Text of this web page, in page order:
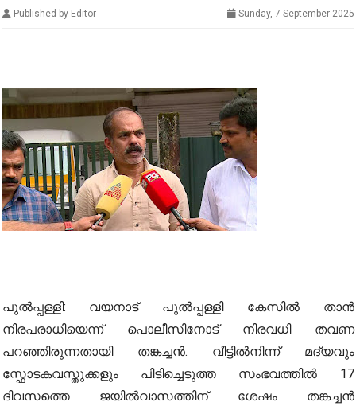
Published by Editor Sunday, 7 September 2025
പുൽപ്പള്ളി: വയനാട് പുൽപ്പള്ളി കേസിൽ താൻ
നിരപരാധിയെന്ന് പൊലീസിനോട് നിരവധി തവണ
പറഞ്ഞിരുന്നതായി തങ്കച്ചൻ. വീട്ടിൽനിന്ന് മദ്യവും
സ്ഫോടകവസ്തുക്കളും പിടിച്ചെടുത്ത സംഭവത്തിൽ 17
ദിവസത്തെ ജയിൽവാസത്തിന് ശേഷം തങ്കച്ചൻ